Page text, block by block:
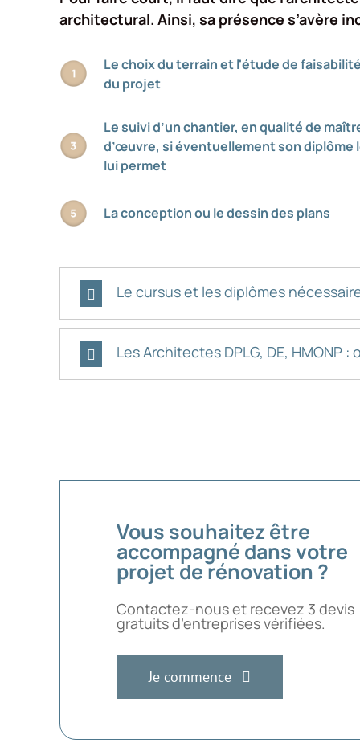
architectural. Ainsi, sa présence s’avère
Le choix du terrain et l'étude de
du projet
Le suivi d’un chantier, en qualité de
d’œuvre, si éventuellement son diplôme
lui permet
La conception ou le dessin des plans
Le cursus et les diplômes
Les Architectes DPLG, DE,
Vous souhaitez être
accompagné dans votre
projet de rénovation ?
Contactez-nous et recevez 3 devis
gratuits d’entreprises vérifiées.
Je commence